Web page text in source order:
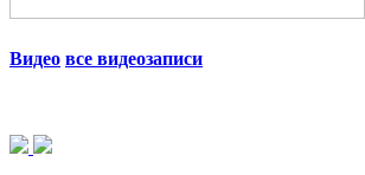
Видео все видеозаписи